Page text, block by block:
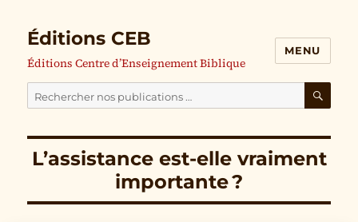
Éditions CEB
Éditions Centre d’Enseignement Biblique
MENU
Cherchez
publications
pour
L’assistance est-elle vraiment
importante ?